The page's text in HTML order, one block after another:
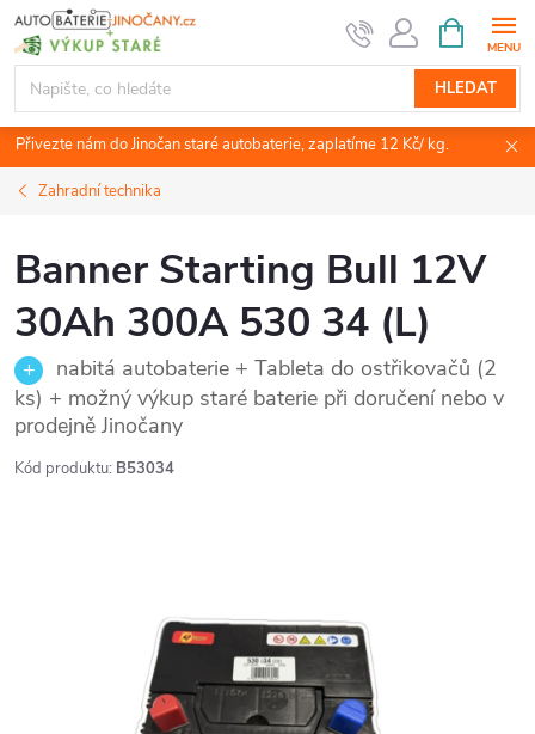
Přejít
na
obsah
HLEDAT
NÁKUPNÍ
KOŠÍK
Přivezte nám do Jinočan staré autobaterie, zaplatíme 12 Kč/ kg.
Zahradní technika
Banner Starting Bull 12V
30Ah 300A 530 34 (L)
nabitá autobaterie + Tableta do ostřikovačů (2
ks) + možný výkup staré baterie při doručení nebo v
prodejně Jinočany
Kód produktu: B53034